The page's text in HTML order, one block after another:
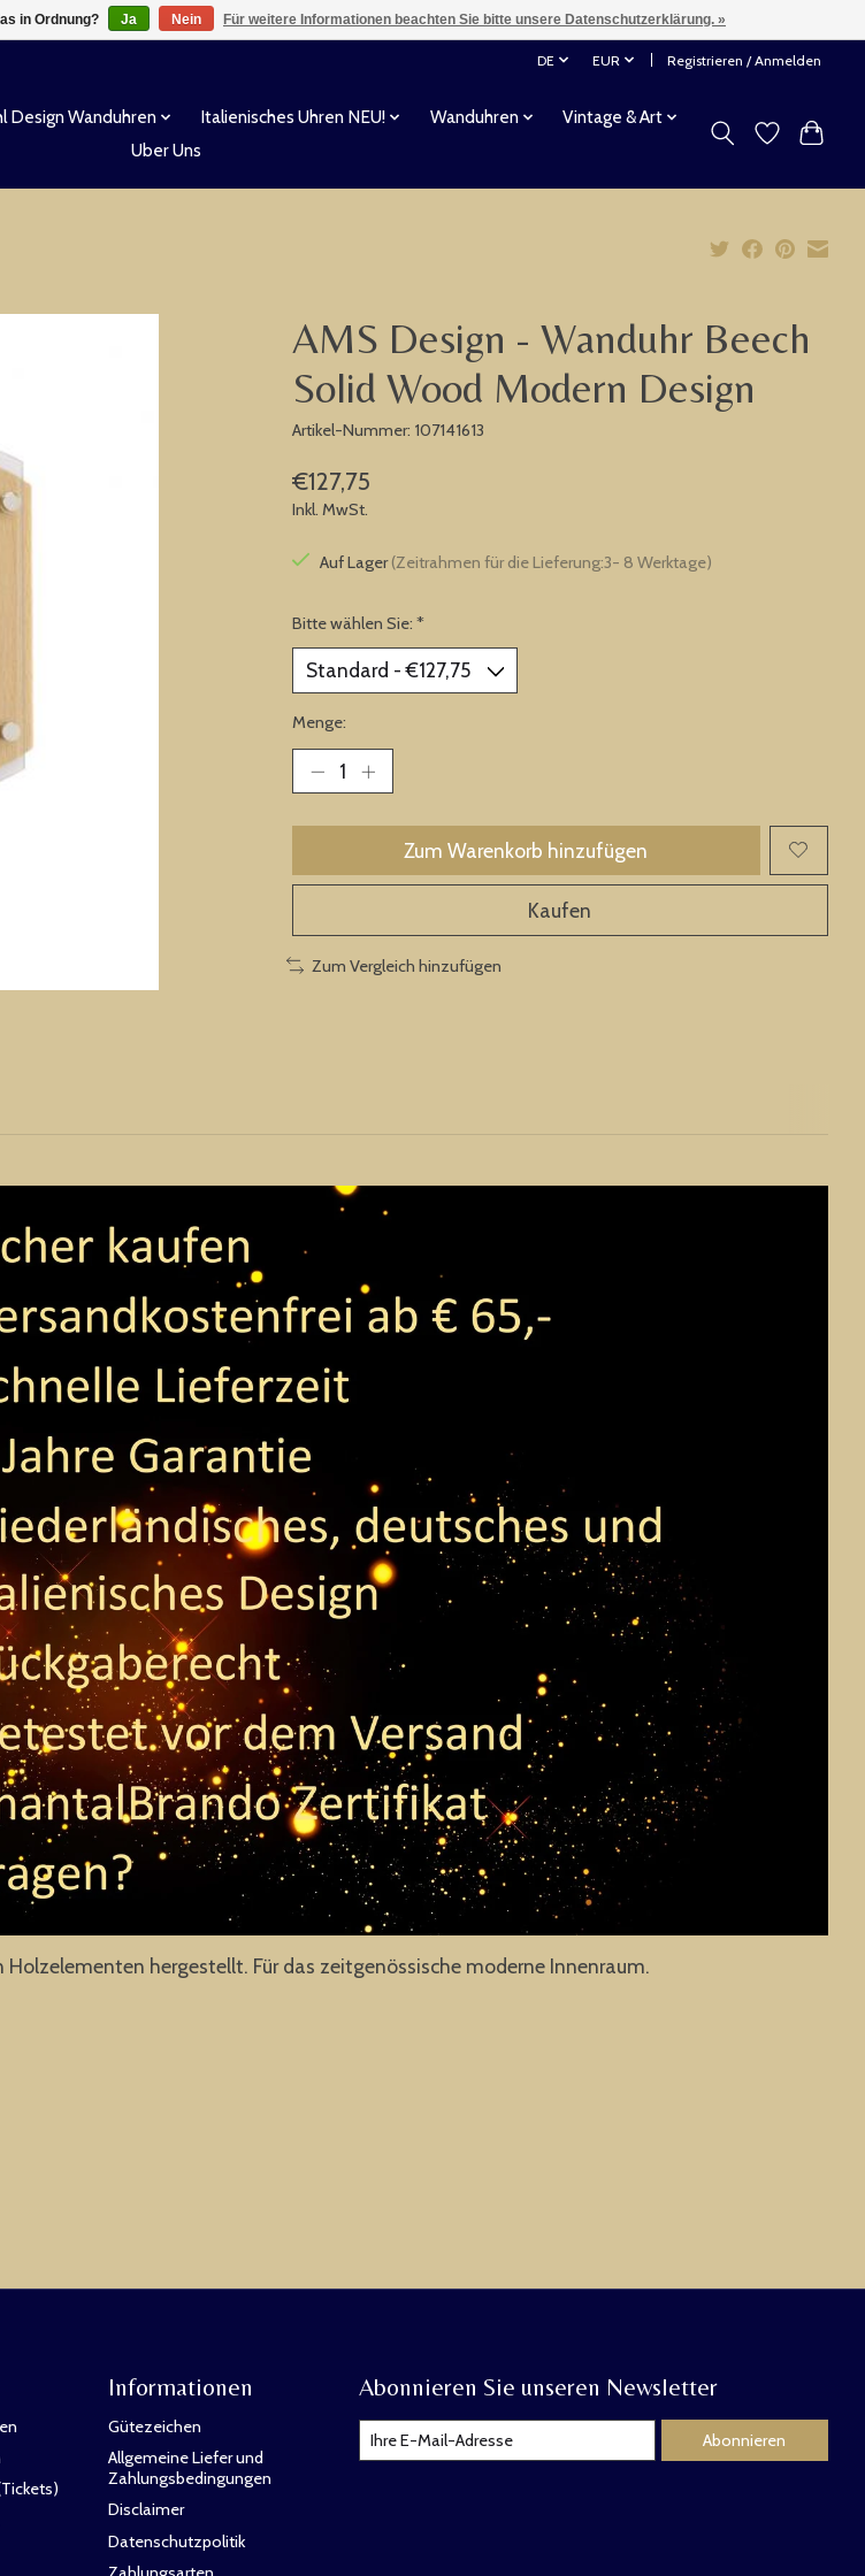
DE EUR Registrieren / Anmelden
Design Wanduhren Italienisches Uhren NEU! Wanduhren
Vintage & Art
Uber Uns
AMS Design - Wanduhr Beech
Solid Wood Modern Design
Artikel-Nummer: 107141613
€127,75
Inkl. MwSt.
Auf Lager(Zeitrahmen für die Lieferung:3- 8 Werktage)
Bitte wählen Sie: *
Menge:
Zum Warenkorb hinzufügen
Kaufen
Zum Vergleich hinzufügen
hergestellt. Für das zeitgenössische moderne Innenraum.
Informationen
Gütezeichen
Allgemeine Liefer und
Zahlungsbedingungen
Disclaimer
Datenschutzpolitik
Abonnieren Sie unseren Newsletter
Abonnieren
in Ordnung? Ja Nein Für weitere Informationen beachten Sie bitte unsere Datenschutzerklärung. »